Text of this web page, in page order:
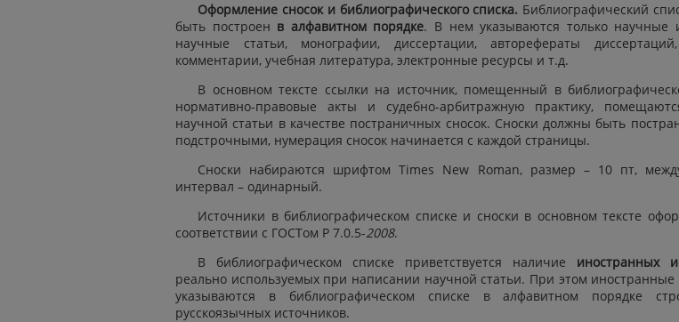
Оформление сносок и библиографического списка. Библиографический
быть построен в алфавитном порядке. В нем указываются только научные
научные статьи, монографии, диссертации, авторефераты
комментарии, учебная литература, электронные ресурсы и т.д.
В основном тексте ссылки на источник, помещенный в
нормативно-правовые акты и судебно-арбитражную практику,
научной статьи в качестве постраничных сносок. Сноски должны быть
подстрочными, нумерация сносок начинается с каждой страницы.
Сноски набираются шрифтом Times New Roman, размер – 10 пт,
интервал – одинарный.
Источники в библиографическом списке и сноски в основном тексте
соответствии с ГОСТом Р 7.0.5-2008.
В библиографическом списке приветствуется наличие иностранных
реально используемых при написании научной статьи. При этом иностранные
указываются в библиографическом списке в алфавитном порядке
русскоязычных источников.